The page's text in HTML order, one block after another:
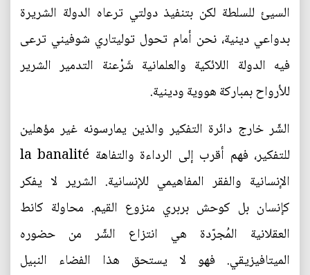
السيئ للسلطة لكن بتنفيذ دولتي ترعاه الدولة الشريرة
بدواعي دينية، نحن أمام تحول توليتاري شوفيني ترعى
فيه الدولة اللائكية والعلمانية شَرْعنة التدمير الشرير
للأرواح بمباركة هووية ودينية.
الشّر خارج دائرة التفكير والذين يمارسونه غير مؤهلين
للتفكير، فهم أقرب إلى الرداءة والتفاهة la banalité
الإنسانية والفقر المفاهيمي للإنسانية. الشرير لا يفكر
كإنسان بل كوحش بربري منزوع القيم. محاولة كانط
العقلانية المُجرّدة هي انتزاع الشّر من حضوره
الميتافيزيقي. فهو لا يستحق هذا الفضاء النبيل